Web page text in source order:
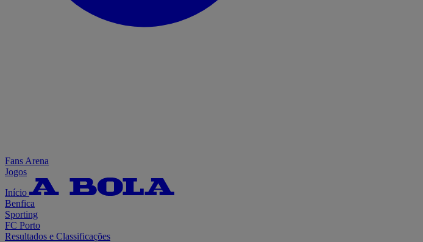
Fans Arena
Jogos
Início
Benfica
Sporting
FC Porto
Resultados e Classificações